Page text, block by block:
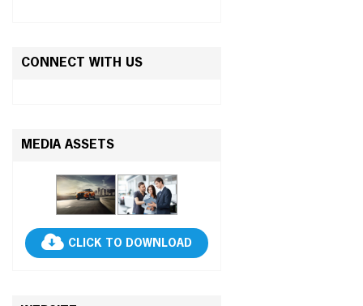
CONNECT WITH US
MEDIA ASSETS
CLICK TO DOWNLOAD